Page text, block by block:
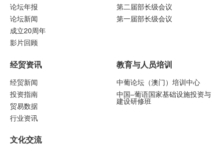
论坛年报
论坛新闻
成立20周年
影片回顾
第二届部长级会议
第一届部长级会议
经贸资讯
经贸新闻
投资指南
贸易数据
行业资讯
文化交流
教育与人员培训
中葡论坛（澳门）培训中心
中国–葡语国家基础设施投资与
建设研修班